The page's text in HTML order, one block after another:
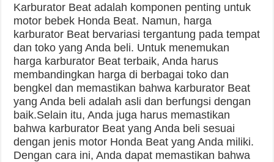
Karburator Beat adalah komponen penting untuk
motor bebek Honda Beat. Namun, harga
karburator Beat bervariasi tergantung pada tempat
dan toko yang Anda beli. Untuk menemukan
harga karburator Beat terbaik, Anda harus
membandingkan harga di berbagai toko dan
bengkel dan memastikan bahwa karburator Beat
yang Anda beli adalah asli dan berfungsi dengan
baik.Selain itu, Anda juga harus memastikan
bahwa karburator Beat yang Anda beli sesuai
dengan jenis motor Honda Beat yang Anda miliki.
Dengan cara ini, Anda dapat memastikan bahwa